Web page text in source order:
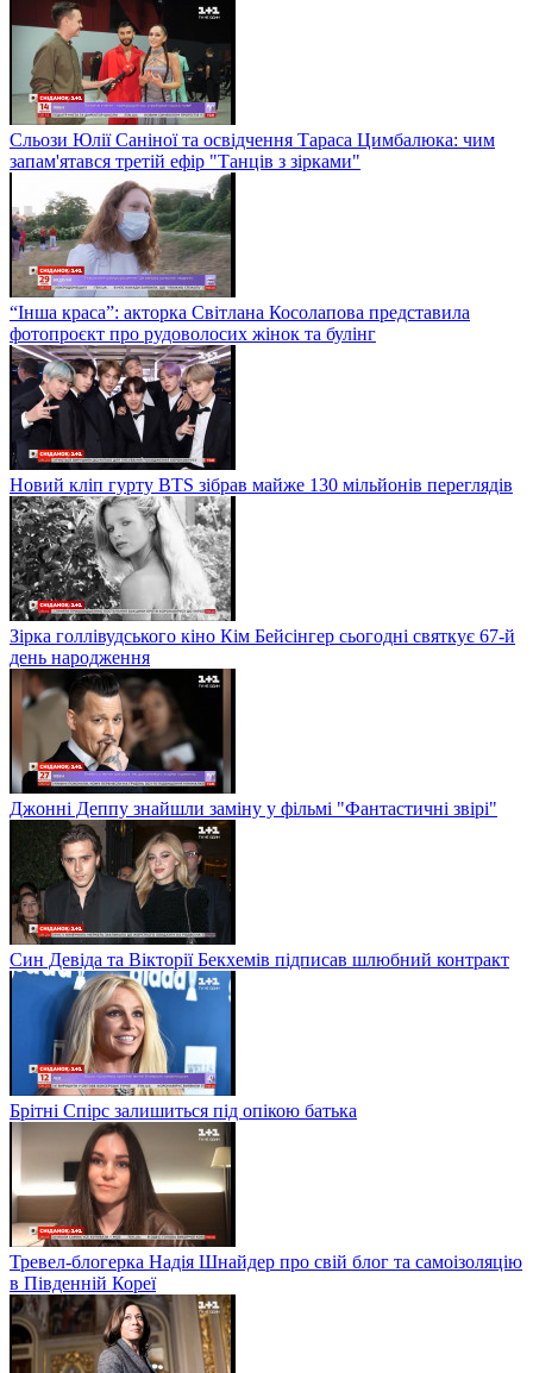
Сльози Юлії Саніної та освідчення Тараса Цимбалюка: чим
запам'ятався третій ефір "Танців з зірками"
“Інша краса”: акторка Світлана Косолапова представила
фотопроєкт про рудоволосих жінок та булінг
Новий кліп гурту BTS зібрав майже 130 мільйонів переглядів
Зірка голлівудського кіно Кім Бейсінгер сьогодні святкує 67-й
день народження
Джонні Деппу знайшли заміну у фільмі "Фантастичні звірі"
Син Девіда та Вікторії Бекхемів підписав шлюбний контракт
Брітні Спірс залишиться під опікою батька
Тревел-блогерка Надія Шнайдер про свій блог та самоізоляцію
в Південній Кореї